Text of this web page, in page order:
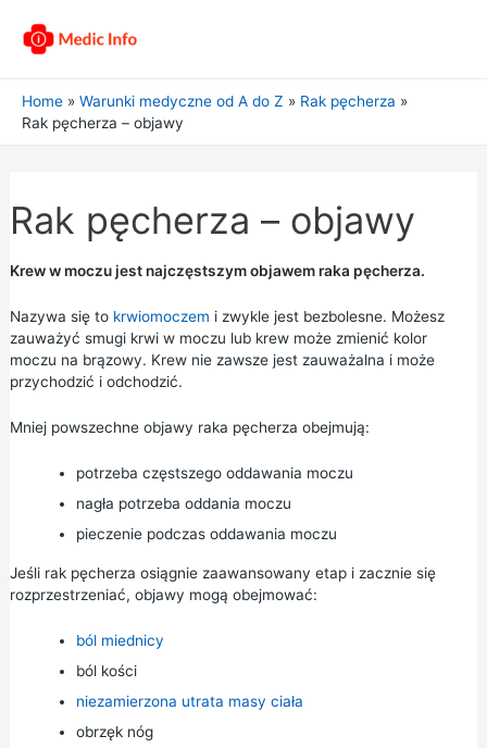
Home Warunki medyczne od A do Z
Rak pęcherza
Rak pęcherza – objawy
Rak pęcherza – objawy
Krew w moczu jest najczęstszym objawem raka pęcherza.
Nazywa się to krwiomoczem i zwykle jest bezbolesne. Możesz
zauważyć smugi krwi w moczu lub krew może zmienić kolor
moczu na brązowy. Krew nie zawsze jest zauważalna i może
przychodzić i odchodzić.
Mniej powszechne objawy raka pęcherza obejmują:
potrzeba częstszego oddawania moczu
nagła potrzeba oddania moczu
pieczenie podczas oddawania moczu
Jeśli rak pęcherza osiągnie zaawansowany etap i zacznie się
rozprzestrzeniać, objawy mogą obejmować:
ból miednicy
ból kości
niezamierzona utrata masy ciała
obrzęk nóg